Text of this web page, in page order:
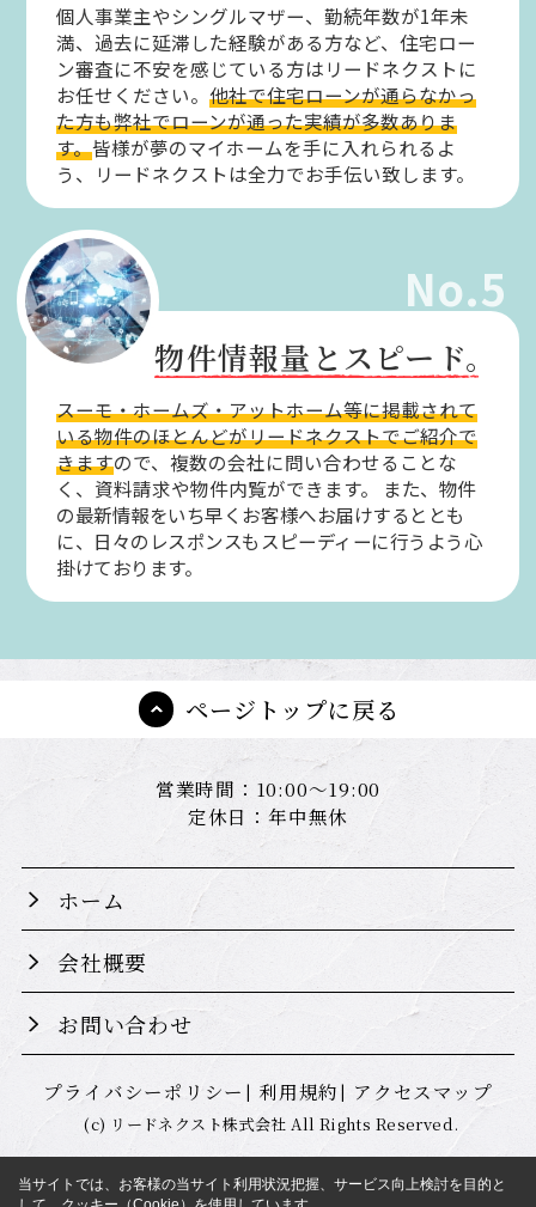
個人事業主やシングルマザー、勤続年数が1年未
満、過去に延滞した経験がある方など、住宅ロー
ン審査に不安を感じている方はリードネクストに
お任せください。他社で住宅ローンが通らなかっ
た方も弊社でローンが通った実績が多数ありま
す。皆様が夢のマイホームを手に入れられるよ
う、リードネクストは全力でお手伝い致します。
No.5
物件情報量とスピード。
スーモ・ホームズ・アットホーム等に掲載されて
いる物件のほとんどがリードネクストでご紹介で
きますので、複数の会社に問い合わせることな
く、資料請求や物件内覧ができます。
また、物件
の最新情報をいち早くお客様へお届けするととも
に、日々のレスポンスもスピーディーに行うよう心
掛けております。
ページトップに戻る
営業時間：10:00～19:00
定休日：年中無休
ホーム
会社概要
お問い合わせ
プライバシーポリシー 利用規約 アクセスマップ
(c) リードネクスト株式会社 All Rights Reserved.
当サイトでは、お客様の当サイト利用状況把握、サービス向上検討を目的と